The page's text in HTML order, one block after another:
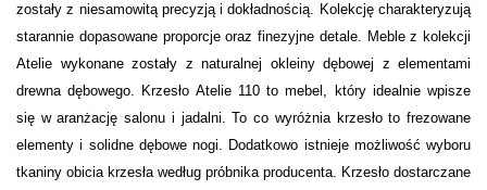
zostały z niesamowitą precyzją i dokładnością. Kolekcję charakteryzują
starannie dopasowane proporcje oraz finezyjne detale. Meble z kolekcji
Atelie wykonane zostały z naturalnej okleiny dębowej z elementami
drewna dębowego. Krzesło Atelie 110 to mebel, który idealnie wpisze
się w aranżację salonu i jadalni. To co wyróżnia krzesło to frezowane
elementy i solidne dębowe nogi. Dodatkowo istnieje możliwość wyboru
tkaniny obicia krzesła według próbnika producenta. Krzesło dostarczane